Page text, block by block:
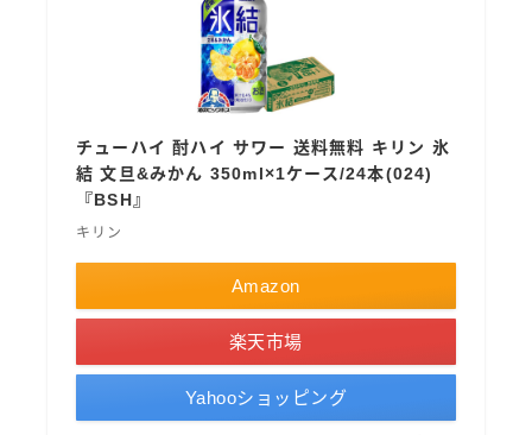
チューハイ 酎ハイ サワー 送料無料 キリン 氷
結 文旦&みかん 350ml×1ケース/24本(024)
『BSH』
キリン
Amazon
楽天市場
Yahooショッピング